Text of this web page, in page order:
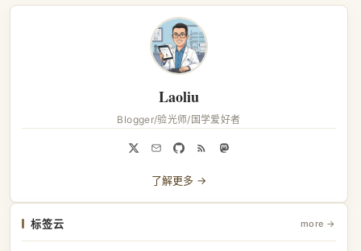
Laoliu
Blogger/验光师/国学爱好者
了解更多 →
标签云 more →